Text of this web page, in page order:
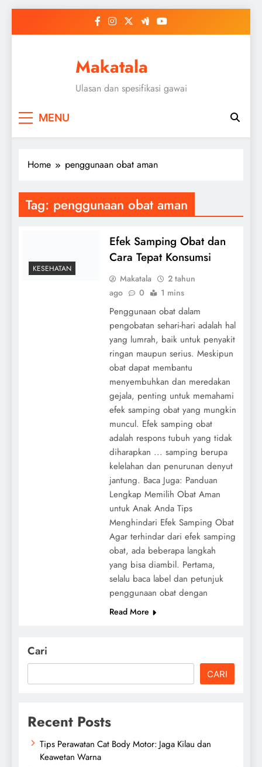
Makatala
Ulasan dan spesifikasi gawai
MENU
Home penggunaan obat aman
Tag: penggunaan obat aman
KESEHATAN
Efek Samping Obat dan
Cara Tepat Konsumsi
Makatala
2 tahun
ago
0 1 mins
Penggunaan obat dalam
pengobatan sehari-hari adalah hal
yang lumrah, baik untuk penyakit
ringan maupun serius. Meskipun
obat dapat membantu
menyembuhkan dan meredakan
gejala, penting untuk memahami
efek samping obat yang mungkin
muncul. Efek samping obat
adalah respons tubuh yang tidak
diharapkan ... samping berupa
kelelahan dan penurunan denyut
jantung. Baca Juga: Panduan
Lengkap Memilih Obat Aman
untuk Anak Anda Tips
Menghindari Efek Samping Obat
Agar terhindar dari efek samping
obat, ada beberapa langkah
yang bisa diambil. Pertama,
selalu baca label dan petunjuk
penggunaan obat dengan
Read More
Cari
CARI
Recent Posts
Tips Perawatan Cat Body Motor: Jaga Kilau dan
Keawetan Warna